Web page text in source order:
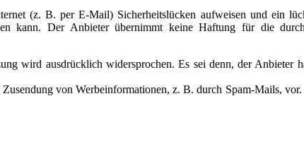
(z. B. per E-Mail) Sicherheitslücken aufweisen und ein
kann. Der Anbieter übernimmt keine Haftung für die
wird ausdrücklich widersprochen. Es sei denn, der Anbieter
von Werbeinformationen, z. B. durch Spam-Mails,